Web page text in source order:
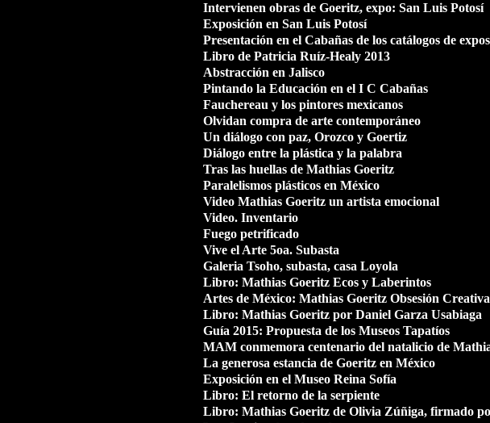
Intervienen obras de Goeritz, expo: San Luis Potosí
Exposición en San Luis Potosí
Presentación en el Cabañas de los catálogos de
Libro de Patricia Ruíz-Healy 2013
Abstracción en Jalisco
Pintando la Educación en el I C Cabañas
Fauchereau y los pintores mexicanos
Olvidan compra de arte contemporáneo
Un diálogo con paz, Orozco y Goertiz
Diálogo entre la plástica y la palabra
Tras las huellas de Mathias Goeritz
Paralelismos plásticos en México
Video Mathias Goeritz un artista emocional
Video. Inventario
Fuego petrificado
Vive el Arte 5oa. Subasta
Galeria Tsoho, subasta, casa Loyola
Libro: Mathias Goeritz Ecos y Laberintos
Artes de México: Mathias Goeritz Obsesión Creativa
Libro: Mathias Goeritz por Daniel Garza Usabiaga
Guía 2015: Propuesta de los Museos Tapatíos
MAM conmemora centenario del natalicio de
La generosa estancia de Goeritz en México
Exposición en el Museo Reina Sofía
Libro: El retorno de la serpiente
Libro: Mathias Goeritz de Olivia Zúñiga, firmado